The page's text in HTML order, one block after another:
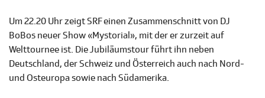
Um 22.20 Uhr zeigt SRF einen Zusammenschnitt von DJ
BoBos neuer Show «Mystorial», mit der er zurzeit auf
Welttournee ist. Die Jubiläumstour führt ihn neben
Deutschland, der Schweiz und Österreich auch nach Nord-
und Osteuropa sowie nach Südamerika.